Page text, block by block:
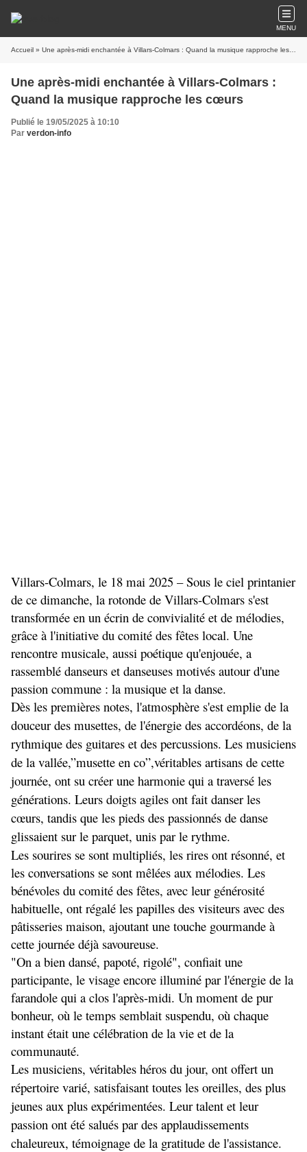
MENU
Accueil » Une après-midi enchantée à Villars-Colmars : Quand la musique rapproche les cœurs
Une après-midi enchantée à Villars-Colmars :
Quand la musique rapproche les cœurs
Publié le 19/05/2025 à 10:10
Par verdon-info
Villars-Colmars, le 18 mai 2025 – Sous le ciel printanier
de ce dimanche, la rotonde de Villars-Colmars s'est
transformée en un écrin de convivialité et de mélodies,
grâce à l'initiative du comité des fêtes local. Une
rencontre musicale, aussi poétique qu'enjouée, a
rassemblé danseurs et danseuses motivés autour d'une
passion commune : la musique et la danse.
Dès les premières notes, l'atmosphère s'est emplie de la
douceur des musettes, de l'énergie des accordéons, de la
rythmique des guitares et des percussions. Les musiciens
de la vallée,”musette en co”,véritables artisans de cette
journée, ont su créer une harmonie qui a traversé les
générations. Leurs doigts agiles ont fait danser les
cœurs, tandis que les pieds des passionnés de danse
glissaient sur le parquet, unis par le rythme.
Les sourires se sont multipliés, les rires ont résonné, et
les conversations se sont mêlées aux mélodies. Les
bénévoles du comité des fêtes, avec leur générosité
habituelle, ont régalé les papilles des visiteurs avec des
pâtisseries maison, ajoutant une touche gourmande à
cette journée déjà savoureuse.
"On a bien dansé, papoté, rigolé", confiait une
participante, le visage encore illuminé par l'énergie de la
farandole qui a clos l'après-midi. Un moment de pur
bonheur, où le temps semblait suspendu, où chaque
instant était une célébration de la vie et de la
communauté.
Les musiciens, véritables héros du jour, ont offert un
répertoire varié, satisfaisant toutes les oreilles, des plus
jeunes aux plus expérimentées. Leur talent et leur
passion ont été salués par des applaudissements
chaleureux, témoignage de la gratitude de l'assistance.